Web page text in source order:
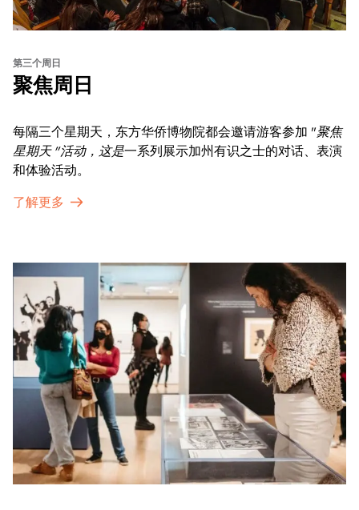
第三个周日
聚焦周日
每隔三个星期天，东方华侨博物院都会邀请游客参加 "聚焦
星期天 "活动，这是一系列展示加州有识之士的对话、表演
和体验活动。
了解更多